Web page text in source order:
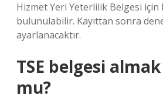
Hizmet Yeri Yeterlilik Belgesi için
bulunulabilir. Kayıttan sonra
ayarlanacaktır.
TSE belgesi
mu?